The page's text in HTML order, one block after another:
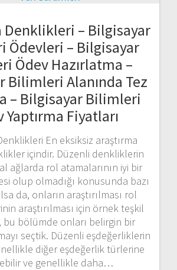
Denklikleri – Bilgisayar
Ödevleri – Bilgisayar
Ödev Hazırlatma –
Bilimleri Alanında Tez
– Bilgisayar Bilimleri
Yaptırma Fiyatları
En eksiksiz araştırma
içindir. Düzenli denkliklerin
ağlarda rol atamalarının iyi bir
olup olmadığı konusunda bazı
da, onların araştırılması rol
araştırılması için örnek teşkil
bu bölümde onları belirgin bir
seçtik. Düzenli eşdeğerliklerin
diğer eşdeğerlik türlerine
ve genellikle daha…